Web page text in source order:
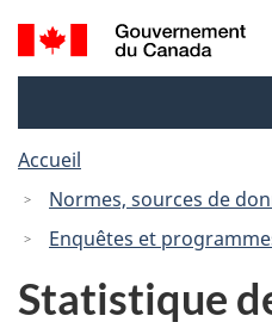
Recherche
et
Accueil
Normes, sources de
Enquêtes et
Statistique